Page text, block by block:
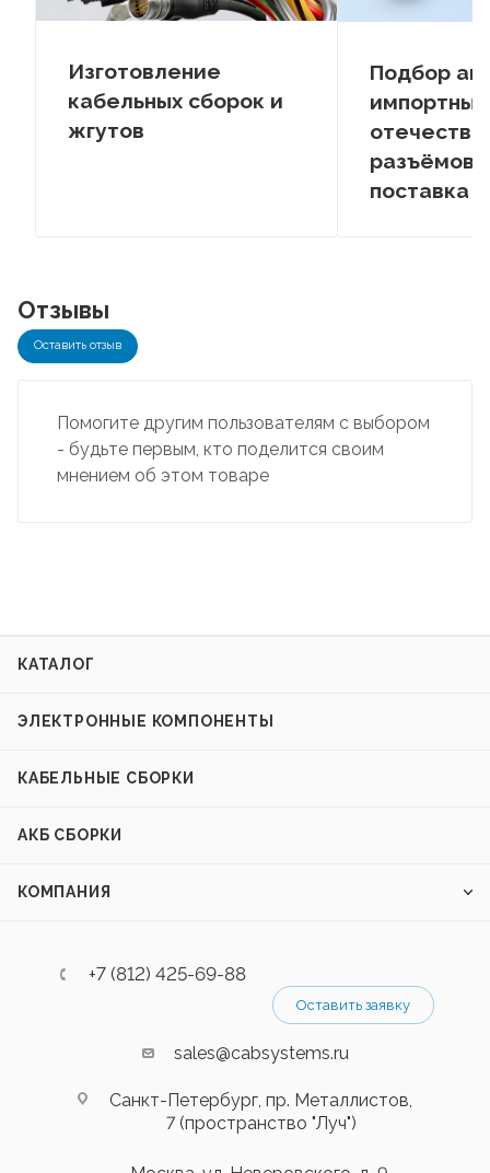
Изготовление
кабельных сборок и
жгутов
Подбор
разъёмов
поставка
Отзывы
Оставить отзыв
Помогите другим пользователям с выбором
- будьте первым, кто поделится своим
мнением об этом товаре
КАТАЛОГ
ЭЛЕКТРОННЫЕ КОМПОНЕНТЫ
КАБЕЛЬНЫЕ СБОРКИ
АКБ СБОРКИ
КОМПАНИЯ
+7 (812) 425-69-88
Оставить заявку
sales@cabsystems.ru
Санкт-Петербург, пр. Металлистов,
7 (пространство "Луч")